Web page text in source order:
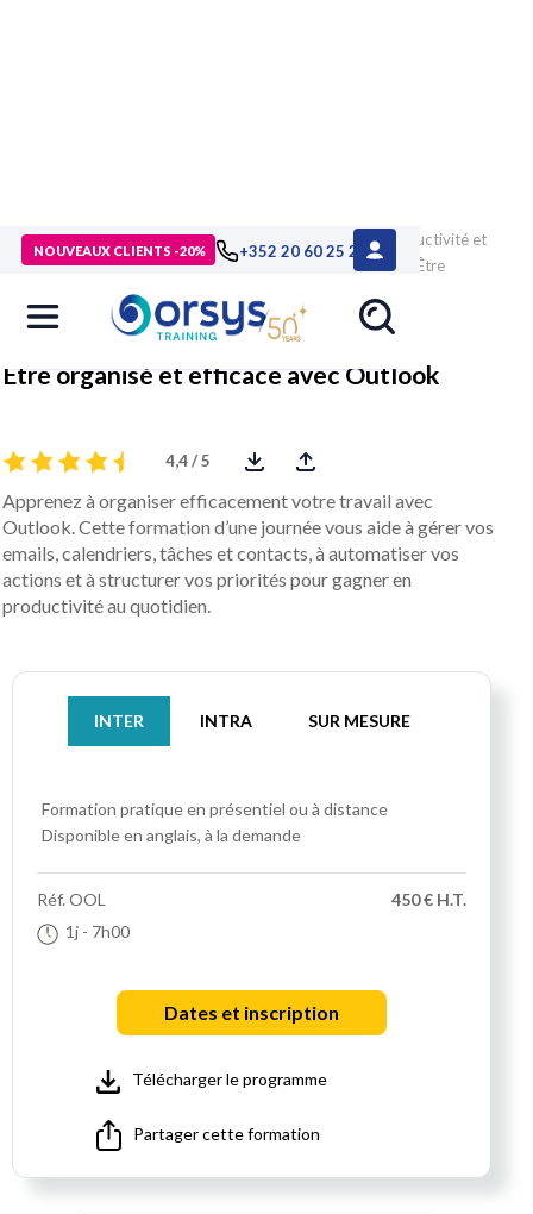
NOUVEAUX CLIENTS -20% +352 20 60 25 26
> Formations>Technologies numériques
Outils de productivité et
bureautique>Outlook, Word et PowerPoint
Formation Être
organisé et efficace avec Outlook
Être organisé et efficace avec Outlook
4,4 / 5
Apprenez à organiser efficacement votre travail avec
Outlook. Cette formation d’une journée vous aide à gérer vos
emails, calendriers, tâches et contacts, à automatiser vos
actions et à structurer vos priorités pour gagner en
productivité au quotidien.
INTER INTRA SUR MESURE
Formation pratique en présentiel ou à distance
Disponible en anglais, à la demande
Réf.OOL
1j - 7h00
450 € H.T.
Dates et inscription
Télécharger le programme
Partager cette formation